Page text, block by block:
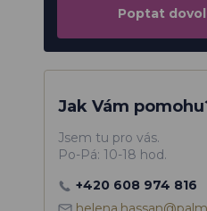
Poptat
Jak Vám
Jsem tu pro vás.
Po-Pá: 10-18 hod.
+420 608 974 816